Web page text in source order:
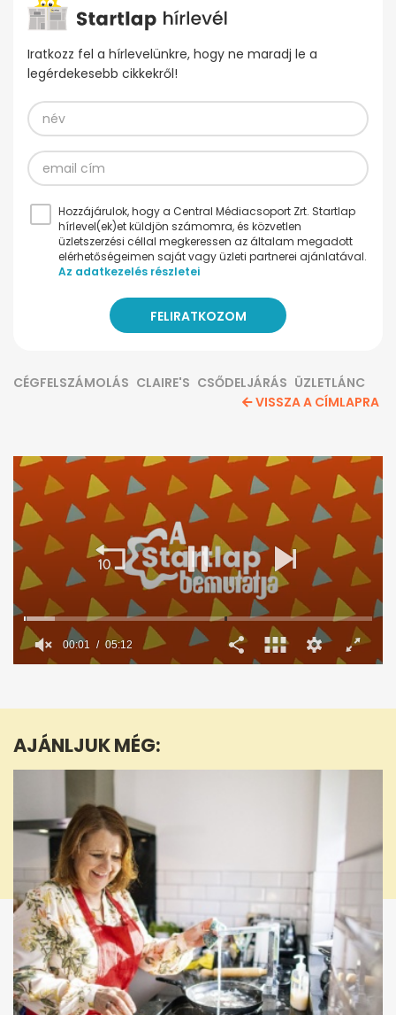
Iratkozz fel a hírlevelünkre, hogy ne maradj le a
legérdekesebb cikkekről!
Hozzájárulok, hogy a Central Médiacsoport Zrt. Startlap
hírlevel(ek)et küldjön számomra, és közvetlen
üzletszerzési céllal megkeressen az általam megadott
elérhetőségeimen saját vagy üzleti partnerei ajánlatával.
Az adatkezelés részletei
CÉGFELSZÁMOLÁS CLAIRE'S CSŐDELJÁRÁS ÜZLETLÁNC
VISSZA A CÍMLAPRA
5
12
seconds
AJÁNLJUK MÉG: